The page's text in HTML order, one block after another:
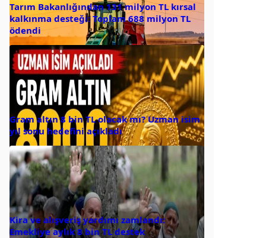
Tarım Bakanlığından 131 milyon TL kırsal
kalkınma desteği: Toplam 688 milyon TL
ödendi
Gram altın 8 bin TL olacak mı? Uzman isim
yıl sonu hedefini açıkladı
Kira ve alışveriş yardımı zamlandı:
Emekliye aylık 8 bin TL destek